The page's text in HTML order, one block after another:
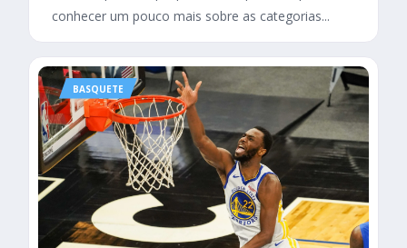
conhecer um pouco mais sobre as categorias...
BASQUETE